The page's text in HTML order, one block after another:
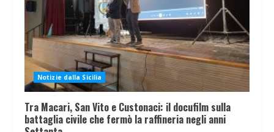
Notizie dalla Sicilia
Tra Macari, San Vito e Custonaci: il docufilm sulla
battaglia civile che fermò la raffineria negli anni